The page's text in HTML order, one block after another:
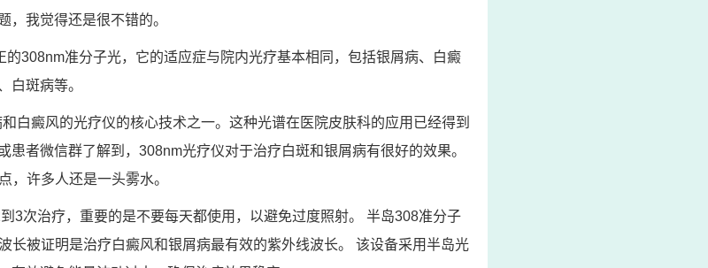
，我觉得还是很不错的。
308nm准分子光，它的适应症与院内光疗基本相同，包括银屑病、白癜
白斑病等。
白癜风的光疗仪的核心技术之一。这种光谱在医院皮肤科的应用已经得到
患者微信群了解到，308nm光疗仪对于治疗白斑和银屑病有很好的效果。
，许多人还是一头雾水。
3次治疗，重要的是不要每天都使用，以避免过度照射。 半岛308准分子
长被证明是治疗白癜风和银屑病最有效的紫外线波长。 该设备采用半岛光